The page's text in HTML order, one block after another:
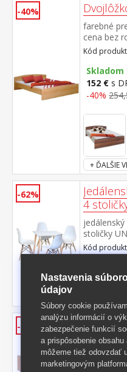
-40%
farebné
cena bez
rozmer
90 × 200
dokúpiť
Kód
Skladom
152 € s
-40%
+ ĎALŠIE
-62%
4
stoličky
farebné
buk
sedačky
biela
masív buk
cm
cm rozmer
Kód
178,50 €
-57%
farebné
imitácia
otvorené
Kód
Nastavenia
údajov
Súbory cookie
analýzu informácií o
zabezpečenie funkcií
a prispôsobenie
môžeme tiež odovzdať
marketingovým